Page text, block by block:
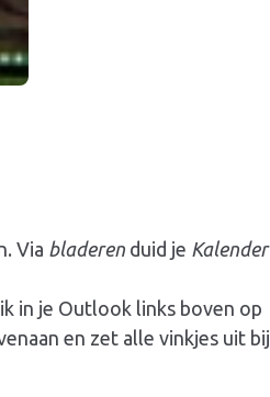
Via bladeren duid je Kalender
in je Outlook links boven op
en zet alle vinkjes uit bij